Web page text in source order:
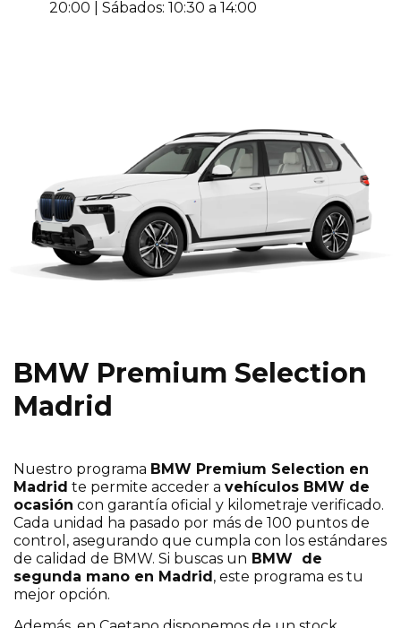
20:00 | Sábados: 10:30 a 14:00
BMW Premium Selection
Madrid
Nuestro programa BMW Premium Selection en
Madrid te permite acceder a vehículos BMW de
ocasión con garantía oficial y kilometraje verificado.
Cada unidad ha pasado por más de 100 puntos de
control, asegurando que cumpla con los estándares
de calidad de BMW. Si buscas un BMW de
segunda mano en Madrid, este programa es tu
mejor opción.